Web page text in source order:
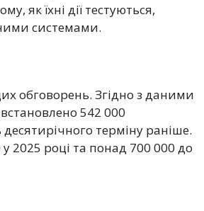
як їхні дії тестуються,
системами.
обговорень. Згідно з даними
542 000
терміну раніше.
у 2025 році та понад 700 000 до